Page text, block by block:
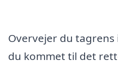
Overvejer du tagrens
du kommet til det